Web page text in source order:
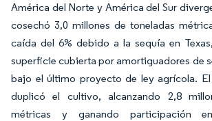
América del Norte y América del Sur
cosechó 3,0 millones de toneladas
caída del 6% debido a la sequía en
superficie cubierta por amortiguadores de
bajo el último proyecto de ley agrícola.
duplicó el cultivo, alcanzando 2,8
métricas y ganando participación